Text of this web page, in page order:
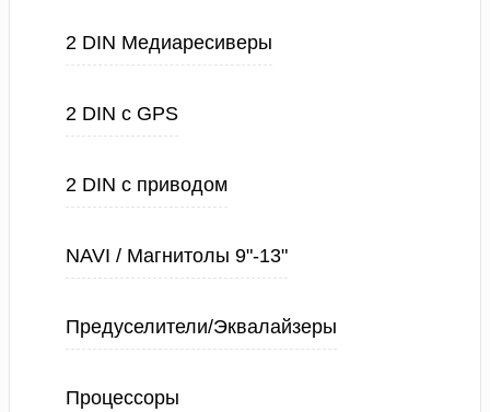
2 DIN Медиаресиверы
2 DIN с GPS
2 DIN с приводом
NAVI / Магнитолы 9"-13"
Предуселители/Эквалайзеры
Процессоры